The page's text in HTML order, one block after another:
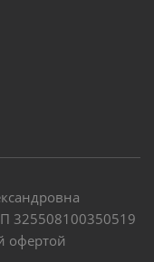
325508100350519
офертой